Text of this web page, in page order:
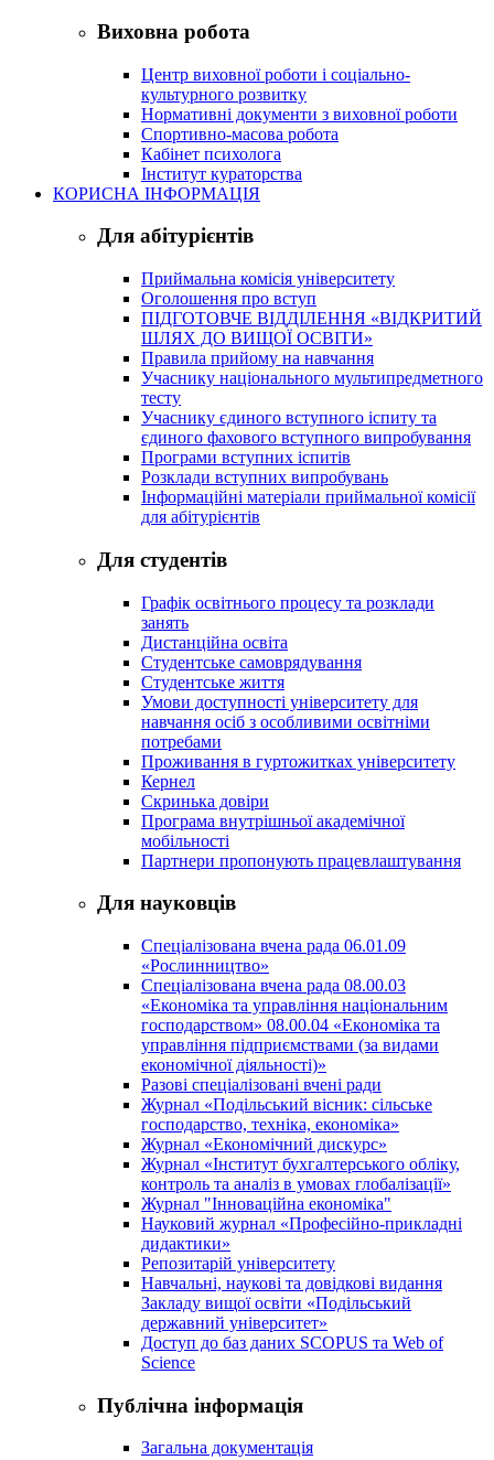
Виховна робота
Центр виховної роботи і соціально-
культурного розвитку
Нормативні документи з виховної роботи
Спортивно-масова робота
Кабінет психолога
Інститут кураторства
КОРИСНА ІНФОРМАЦІЯ
Для абітурієнтів
Приймальна комісія університету
Оголошення про вступ
ПІДГОТОВЧЕ ВІДДІЛЕННЯ «ВІДКРИТИЙ
ШЛЯХ ДО ВИЩОЇ ОСВІТИ»
Правила прийому на навчання
Учаснику національного мультипредметного
тесту
Учаснику єдиного вступного іспиту та
єдиного фахового вступного випробування
Програми вступних іспитів
Розклади вступних випробувань
Інформаційні матеріали приймальної комісії
для абітурієнтів
Для студентів
Графік освітнього процесу та розклади
занять
Дистанційна освіта
Студентське самоврядування
Студентське життя
Умови доступності університету для
навчання осіб з особливими освітніми
потребами
Проживання в гуртожитках університету
Кернел
Скринька довіри
Програма внутрішньої академічної
мобільності
Партнери пропонують працевлаштування
Для науковців
Спеціалізована вчена рада 06.01.09
«Рослинництво»
Спеціалізована вчена рада 08.00.03
«Економіка та управління національним
господарством» 08.00.04 «Економіка та
управління підприємствами (за видами
економічної діяльності)»
Разові спеціалізовані вчені ради
Журнал «Подільський вісник: сільське
господарство, техніка, економіка»
Журнал «Економічний дискурс»
Журнал «Інститут бухгалтерського обліку,
контроль та аналіз в умовах глобалізації»
Журнал "Інноваційна економіка"
Науковий журнал «Професійно-прикладні
дидактики»
Репозитарій університету
Навчальні, наукові та довідкові видання
Закладу вищої освіти «Подільський
державний університет»
Доступ до баз даних SCOPUS та Web of
Science
Публічна інформація
Загальна документація